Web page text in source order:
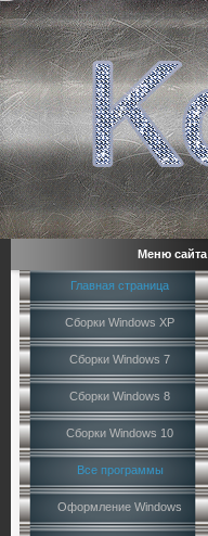
Меню сайта
Главная страница
Сборки Windows XP
Сборки Windows 7
Сборки Windows 8
Сборки Windows 10
Все программы
Оформление Windows